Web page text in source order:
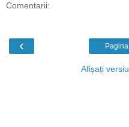
Comentarii:
‹
Afișați